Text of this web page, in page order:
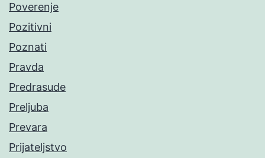
Poverenje
Pozitivni
Poznati
Pravda
Predrasude
Preljuba
Prevara
Prijateljstvo